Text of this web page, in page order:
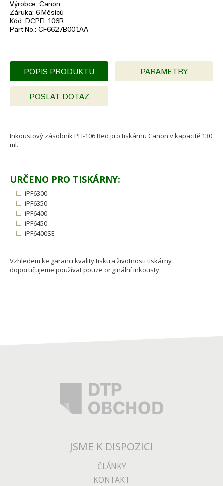
Výrobce Canon
Záruka 6 Měsíců
Kód
DCPFI-106R
Part No. CF6627B001AA
POPIS PRODUKTU PARAMETRY
POSLAT DOTAZ
Inkoustový zásobník PFI-106 Red pro tiskárnu Canon v kapacitě 130
ml.
URČENO PRO TISKÁRNY:
iPF6300
iPF6350
iPF6400
iPF6450
iPF6400SE
Vzhledem ke garanci kvality tisku a životnosti tiskárny
doporučujeme používat pouze originální inkousty.
JSME K DISPOZICI
ČLÁNKY
KONTAKT